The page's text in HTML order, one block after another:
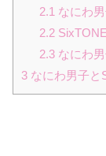
2.1 なにわ
2.2
2.3なにわ男
3 なにわ男子と